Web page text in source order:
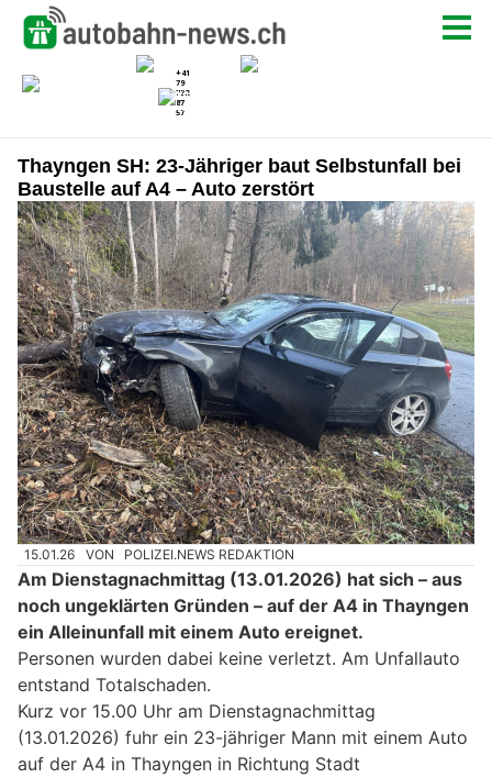
Thayngen SH: 23-Jähriger baut Selbstunfall bei
Baustelle auf A4 – Auto zerstört
15.01.26 VON POLIZEI.NEWS REDAKTION
Am Dienstagnachmittag (13.01.2026) hat sich – aus
noch ungeklärten Gründen – auf der A4 in Thayngen
ein Alleinunfall mit einem Auto ereignet.
Personen wurden dabei keine verletzt. Am Unfallauto
entstand Totalschaden.
Kurz vor 15.00 Uhr am Dienstagnachmittag
(13.01.2026) fuhr ein 23-jähriger Mann mit einem Auto
auf der A4 in Thayngen in Richtung Stadt